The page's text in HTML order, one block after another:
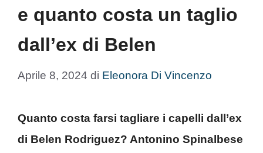
e quanto costa un taglio
dall’ex di Belen
Aprile 8, 2024 di Eleonora Di Vincenzo
Quanto costa farsi tagliare i capelli dall’ex
di Belen Rodriguez? Antonino Spinalbese